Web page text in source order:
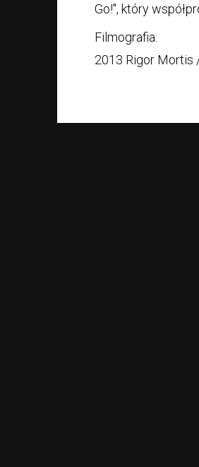
Go!", który
Filmografia:
2013 Rigor Mortis